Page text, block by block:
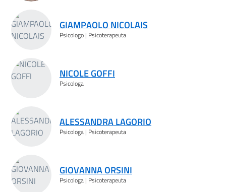
GIAMPAOLO NICOLAIS
Psicologo | Psicoterapeuta
NICOLE GOFFI
Psicologa
ALESSANDRA LAGORIO
Psicologa | Psicoterapeuta
GIOVANNA ORSINI
Psicologa | Psicoterapeuta